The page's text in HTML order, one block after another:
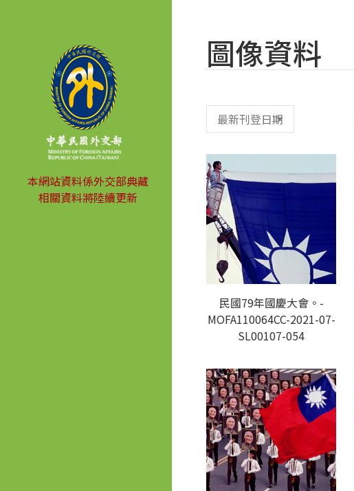
本網站資料係外交部典藏
相關資料將陸續更新
圖像資料
民國79年國慶大會。-
MOFA110064CC-2021-07-
SL00107-054